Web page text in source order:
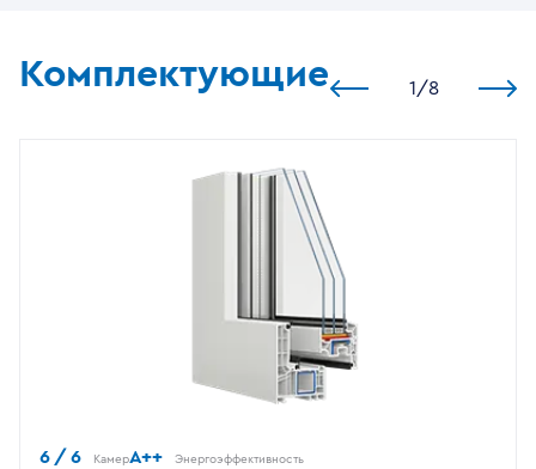
Комплектующие 1 /8
6 / 6 КамерA++ Энергоэффективность